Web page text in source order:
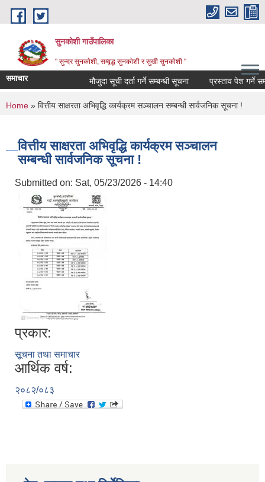
Skip to main content
सुनकोशी गाउँपालिका
" सुन्दर सुनकाेशी, सम्वृद्ध सुनकाेशी र सुखी सुनकाेशी "
समाचार मौजुदा सूची दर्ता गर्ने सम्बन्धी सूचना प्रस्ताव पेश गर्ने
You are here
Home » वित्तीय साक्षरता अभिवृद्धि कार्यक्रम सञ्चालन सम्बन्धी सार्वजनिक सूचना !
वित्तीय साक्षरता अभिवृद्धि कार्यक्रम सञ्चालन
सम्बन्धी सार्वजनिक सूचना !
Submitted on: Sat, 05/23/2026 - 14:40
प्रकार:
सूचना तथा समाचार
आर्थिक वर्ष:
२०८२/०८३